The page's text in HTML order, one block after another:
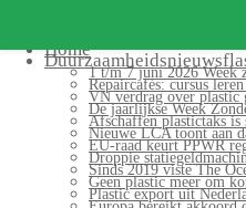
Home
1 t/m 7 juni 2026 Week
Repaircafés: cursus
VN verdrag over plastic
De jaarlijkse Week
Afschaffen plastictaks
Nieuwe LCA toont aan
EU-raad keurt PPWR
Droppie
Sinds 2019 viste The
Geen plastic meer om
Plastic export uit